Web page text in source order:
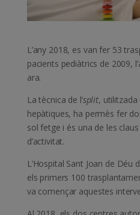
L’any 2018, es van fer 53
pacients pediàtrics de 2009,
ara.
La tècnica de l’split, utilitzada
hepàtiques, ha permès fer
sol fetge i és una de les
d’activitat.
L’Hospital Sant Joan de
els primers 100
va començar aquestes